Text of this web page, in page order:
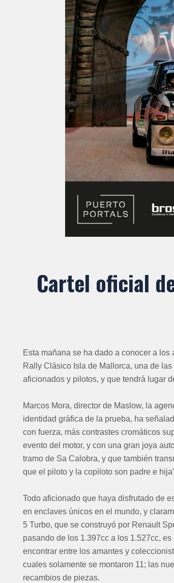
Cartel oficial
Esta mañana se ha dado a conocer a
Rally Clásico Isla de Mallorca, una de
aficionados y pilotos, y que tendrá lugar
Marcos Mora, director de Maslow, la
identidad gráfica de la prueba, ha
con fuerza, más contrastes cromáticos
evento del motor, y con una gran joya
tramo de Sa Calobra, y que también
que el piloto y la copiloto son padre e
Todo aficionado que haya disfrutado de
en enclaves únicos en el mundo, y
5 Turbo, que se construyó por Renault
pasando de los 1.397cc a los 1.527cc,
encontrar entre los amantes y
cuales solamente se montaron 11; las
recambios de piezas.